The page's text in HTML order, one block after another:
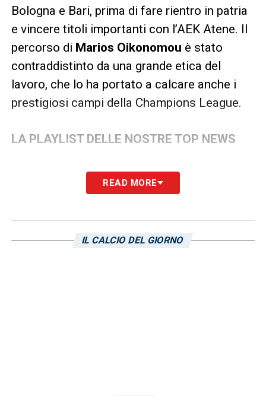
Bologna e Bari, prima di fare rientro in patria
e vincere titoli importanti con l’AEK Atene. Il
percorso di Marios Oikonomou è stato
contraddistinto da una grande etica del
lavoro, che lo ha portato a calcare anche i
prestigiosi campi della Champions League.
LA PLAYLIST DELLE NOSTRE TOP NEWS
READ MORE
IL CALCIO DEL GIORNO